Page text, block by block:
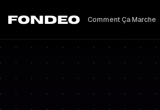
Comment Ça Marche